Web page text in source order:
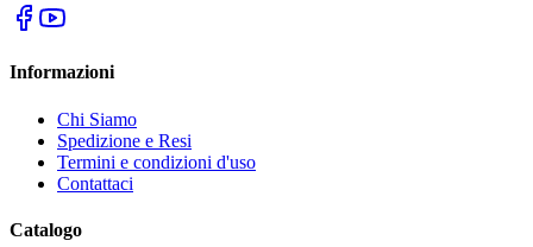
Informazioni
Chi Siamo
Spedizione e Resi
Termini e condizioni d'uso
Contattaci
Catalogo